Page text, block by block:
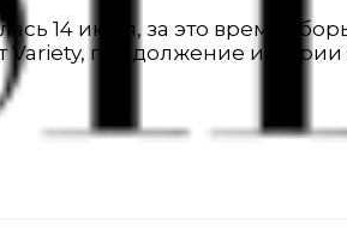
14 июня, за это время
продолжение истории